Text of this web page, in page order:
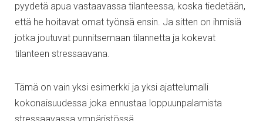
pyydetä apua vastaavassa tilanteessa, koska tiedetään,
että he hoitavat omat työnsä ensin. Ja sitten on ihmisiä
jotka joutuvat punnitsemaan tilannetta ja kokevat
tilanteen stressaavana.
Tämä on vain yksi esimerkki ja yksi ajattelumalli
kokonaisuudessa joka ennustaa loppuunpalamista